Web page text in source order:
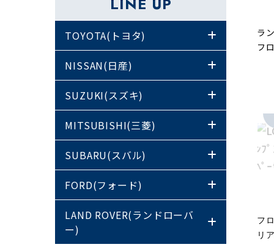
ラ
フ
フ
リ
TOYOTA(トヨタ)
NISSAN(日産)
SUZUKI(スズキ)
MITSUBISHI(三菱)
SUBARU(スバル)
FORD(フォード)
LAND ROVER(ランドローバ
ー)